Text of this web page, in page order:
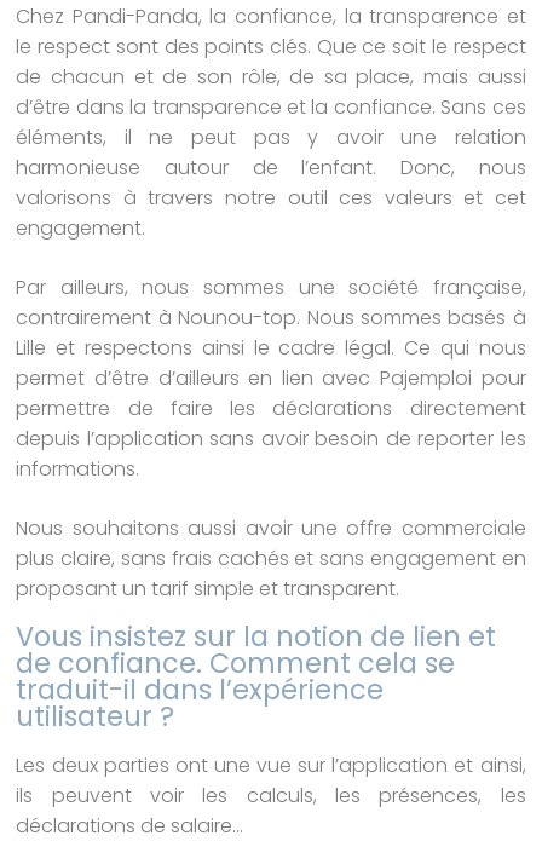
Chez Pandi-Panda, la confiance, la transparence et
le respect sont des points clés. Que ce soit le respect
de chacun et de son rôle, de sa place, mais aussi
d’être dans la transparence et la confiance. Sans ces
éléments, il ne peut pas y avoir une relation
harmonieuse autour de l’enfant. Donc, nous
valorisons à travers notre outil ces valeurs et cet
engagement.
Par ailleurs, nous sommes une société française,
contrairement à Nounou-top. Nous sommes basés à
Lille et respectons ainsi le cadre légal. Ce qui nous
permet d’être d’ailleurs en lien avec Pajemploi pour
permettre de faire les déclarations directement
depuis l’application sans avoir besoin de reporter les
informations.
Nous souhaitons aussi avoir une offre commerciale
plus claire, sans frais cachés et sans engagement en
proposant un tarif simple et transparent.
Vous insistez sur la notion de lien et
de confiance. Comment cela se
traduit-il dans l’expérience
utilisateur ?
Les deux parties ont une vue sur l’application et ainsi,
ils peuvent voir les calculs, les présences, les
déclarations de salaire…